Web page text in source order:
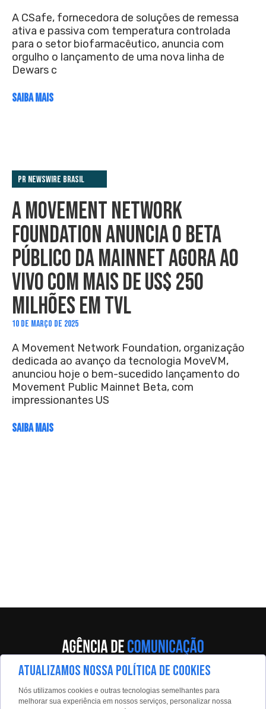
A CSafe, fornecedora de soluções de remessa
ativa e passiva com temperatura controlada
para o setor biofarmacêutico, anuncia com
orgulho o lançamento de uma nova linha de
Dewars c
SAIBA MAIS
PR Newswire Brasil
A MOVEMENT NETWORK
FOUNDATION ANUNCIA O BETA
PÚBLICO DA MAINNET AGORA AO
VIVO COM MAIS DE US$ 250
MILHÕES EM TVL
10 DE MARÇO DE 2025
A Movement Network Foundation, organização
dedicada ao avanço da tecnologia MoveVM,
anunciou hoje o bem-sucedido lançamento do
Movement Public Mainnet Beta, com
impressionantes US
SAIBA MAIS
Av. Eng. Caetano Álvares, 55 - 5º andar
Limão, São Paulo, 02598-900
ATUALIZAMOS NOSSA POLÍTICA DE COOKIES
Nós utilizamos cookies e outras tecnologias semelhantes para
melhorar sua experiência em nossos serviços, personalizar nossa